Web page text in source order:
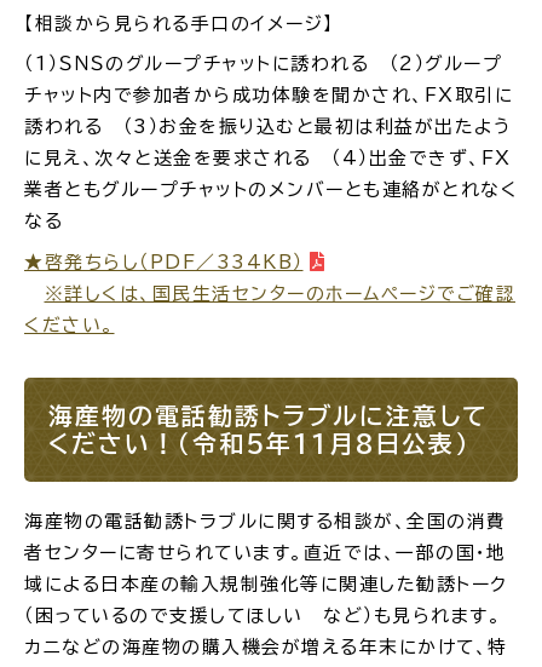
イド
防災情報サイト
出雲新話2030
出雲市総合振興計画
市役所へのアクセス
サイトマップ
【相談から見られる手口のイメージ】
（1）ＳＮＳのグループチャットに誘われる （2）グループ
チャット内で参加者から成功体験を聞かされ、ＦＸ取引に
誘われる （3）お金を振り込むと最初は利益が出たよう
に見え、次々と送金を要求される （4）出金できず、ＦＸ
業者ともグループチャットのメンバーとも連絡がとれなく
なる
★啓発ちらし（PDF／334KB）
※詳しくは、国民生活センターのホームページでご確認
ください。
海産物の電話勧誘トラブルに注意して
ください！（令和5年11月8日公表）
海産物の電話勧誘トラブルに関する相談が、全国の消費
者センターに寄せられています。直近では、一部の国・地
域による日本産の輸入規制強化等に関連した勧誘トーク
（困っているので支援してほしい など）も見られます。
カニなどの海産物の購入機会が増える年末にかけて、特